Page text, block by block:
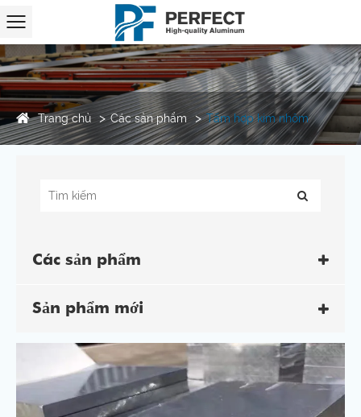
Trang chủ Các sản phẩm Tấm hợp kim nhôm
Các sản phẩm
Sản phẩm mới